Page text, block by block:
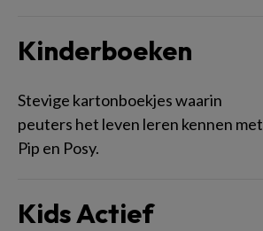
Kinderboeken
Stevige kartonboekjes waarin
peuters het leven leren kennen met
Pip en Posy.
Kids Actief